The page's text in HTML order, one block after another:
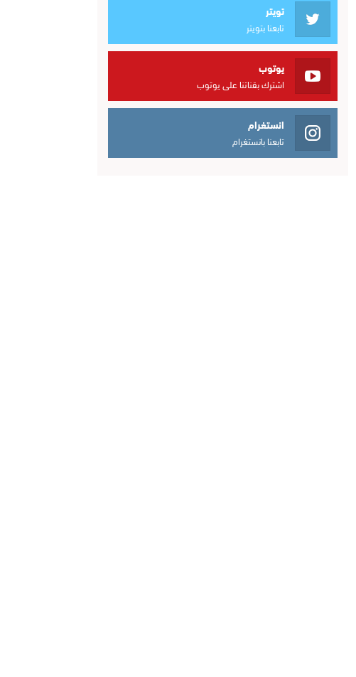
تويتر
تابعنا بتويتر
يوتوب
اشترك بقناتنا على يوتوب
انستغرام
تابعنا بانستغرام